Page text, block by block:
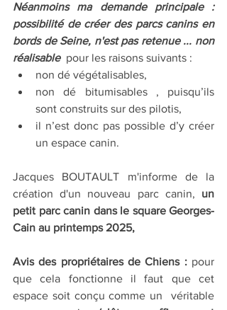
Néanmoins ma demande principale :
possibilité de créer des parcs canins en
bords de Seine, n'est pas retenue ... non
réalisable pour les raisons suivants :
non dé végétalisables,
non dé bitumisables , puisqu’ils
sont construits sur des pilotis,
il n’est donc pas possible d’y créer
un espace canin.
Jacques BOUTAULT m'informe de la
création d'un nouveau parc canin, un
petit parc canin dans le square Georges-
Cain au printemps 2025,
Avis des propriétaires de Chiens : pour
que cela fonctionne il faut que cet
espace soit conçu comme un  véritable